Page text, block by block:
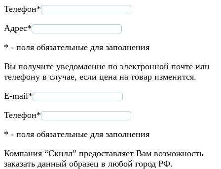
Телефон*
Адрес*
* - поля обязательные для заполнения
Вы получите уведомление по электронной почте или
телефону в случае, если цена на товар изменится.
E-mail*
Телефон*
* - поля обязательные для заполнения
Компания “Скилл” предоставляет Вам возможность
заказать данный образец в любой город РФ.